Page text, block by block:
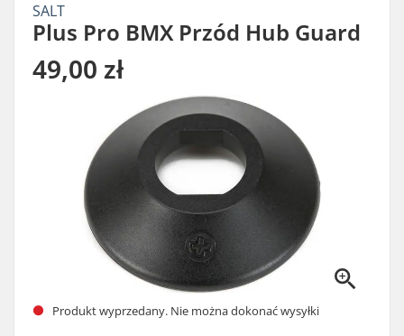
SALT
Plus Pro BMX Przód Hub Guard
49,00 zł
Produkt wyprzedany. Nie można dokonać wysyłki